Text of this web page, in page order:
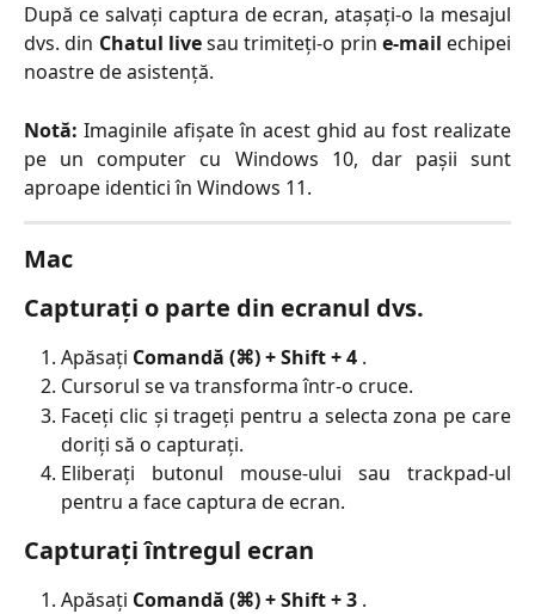
După ce salvați captura de ecran, atașați-o la mesajul
dvs. din Chatul livesau trimiteți-o prin e-mail echipei
noastre de asistență.
Notă: Imaginile afișate în acest ghid au fost realizate
pe un computer cu Windows 10, dar pașii sunt
aproape identici în Windows 11.
Mac
Capturați o parte din ecranul dvs.
Apăsați Comandă (⌘) + Shift + 4 .
Cursorul se va transforma într-o cruce.
Faceți clic și trageți pentru a selecta zona pe care
doriți să o capturați.
Eliberați butonul mouse-ului sau trackpad-ul
pentru a face captura de ecran.
Capturați întregul ecran
Apăsați Comandă (⌘) + Shift + 3 .